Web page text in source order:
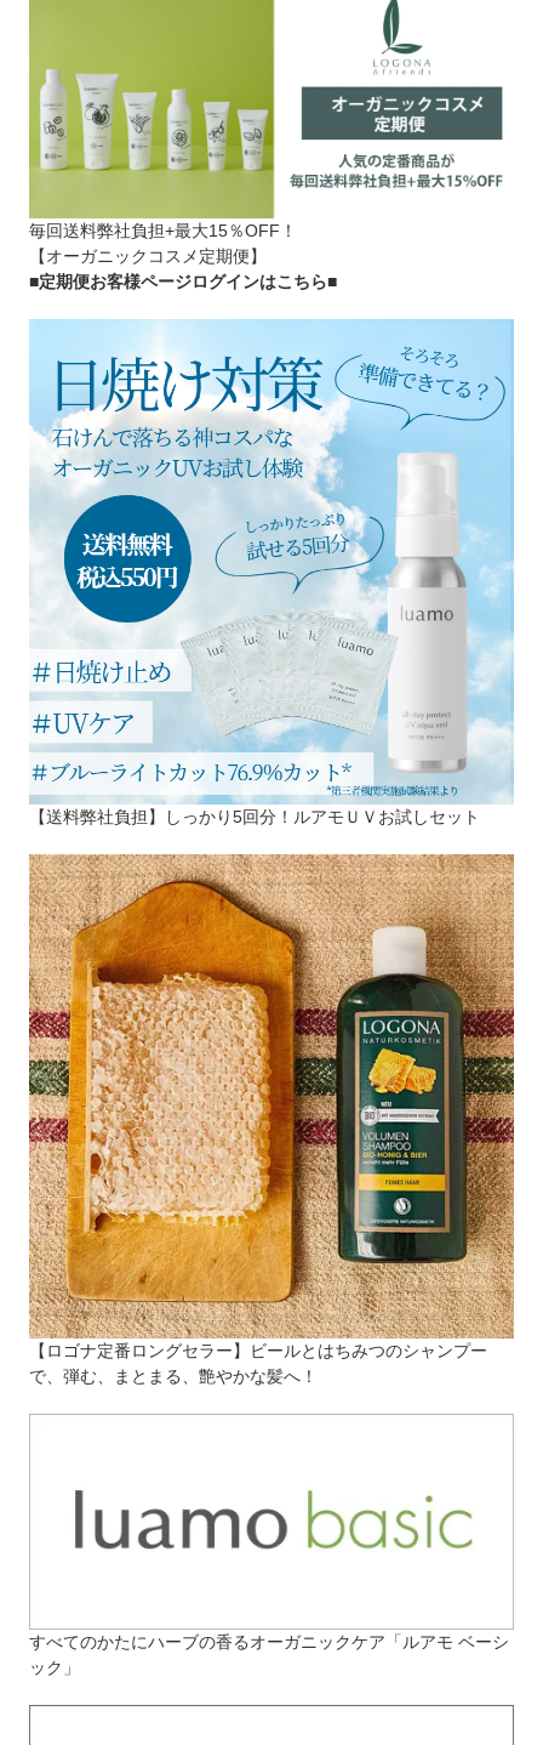
毎回送料弊社負担+最大15％OFF！
【オーガニックコスメ定期便】
■定期便お客様ページログインはこちら■
【送料弊社負担】しっかり5回分！ルアモＵＶお試しセット
【ロゴナ定番ロングセラー】ビールとはちみつのシャンプー
で、弾む、まとまる、艶やかな髪へ！
すべてのかたにハーブの香るオーガニックケア「ルアモ ベーシ
ック」